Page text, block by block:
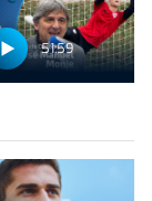
51:59